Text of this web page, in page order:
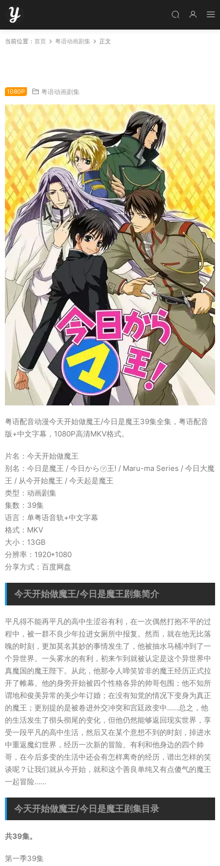
当前位置： 首页 粤语动画剧集 正文
1080P 粤语动画剧集
粤语配音动漫今天开始做魔王/今日是魔王39集全集，粤语配音
版+中文字幕，1080P高清MKV格式。
片名：今天开始做魔王
别名：今日是魔王 / 今日から㋮王! / Maru-ma Series / 今日大魔
王 / 从今开始魔王 / 今天起是魔王
类型：动画剧集
集数：39集
语言：单粤语音轨+中文字幕
格式：MKV
大小：13GB
分辨率：1920*1080
分享方式：百度网盘
今天开始做魔王/今日是魔王剧集简介
平凡得不能再平凡的高中生涩谷有利，在一次偶然打抱不平的过
程中，被一群不良少年拉进女厕所中报复。然而，就在他无比落
魄的时刻，更加莫名其妙的事情发生了，他被抽水马桶冲到了一
个异世界。一头雾水的有利，初来乍到就被认定是这个异世界中
真魔国的魔王陛下。从此，他那令人啼笑皆非的魔王经历正式拉
开了帷幕。他的身旁开始被四个性格各异的帅哥包围；他不知所
谓地和俊美异常的美少年订婚；在没有知觉的情况下变身为真正
的魔王；更别提的是被卷进外交冲突和宫廷政变中……总之，他
的生活发生了彻头彻尾的变化，但他仍然能够返回现实世界，享
受一段平凡的高中生活，然后又在某个意想不到的时刻，掉进水
中重返魔幻世界，经历一次新的冒险。有利和他身边的四个帅
哥，在今后多变的生活中还会有怎样离奇的经历，谱出怎样的笑
谈呢？让我们就从今开始，就和这个善良单纯又有点傻气的魔王
一起冒险……
今天开始做魔王/今日是魔王剧集目录
共39集。
第一季39集